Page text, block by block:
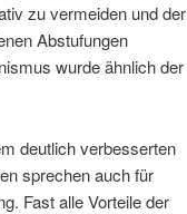
zu vermeiden und der
Abstufungen
wurde ähnlich der
deutlich verbesserten
sprechen auch für
Fast alle Vorteile der